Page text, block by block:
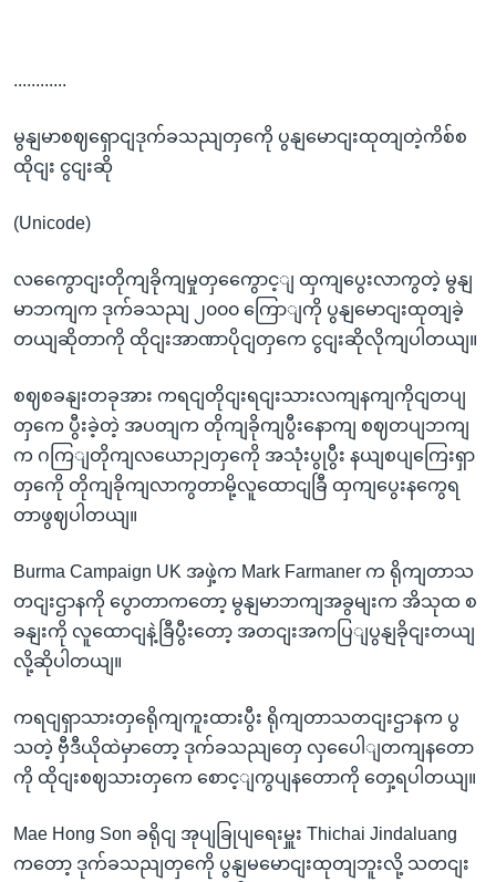
............
မွနျမာစဈရှောငျဒုက်ခသညျတှကေို ပွနျမောငျးထုတျတဲ့ကိစ်စ
ထိုငျး ငွငျးဆို
(Unicode)
လကွေောငျးတိုကျခိုကျမှုတှကွေောင့ျ ထှကျပွေးလာကွတဲ့ မွနျ
မာဘကျက ဒုက်ခသညျ ၂၀၀၀ ကြောျကို ပွနျမောငျးထုတျခဲ့
တယျဆိုတာကို ထိုငျးအာဏာပိုငျတှကေ ငွငျးဆိုလိုကျပါတယျ။
စဈစခနျးတခုအား ကရငျတိုငျးရငျးသားလကျနကျကိုငျတပျ
တှကေ ပွီးခဲ့တဲ့ အပတျက တိုကျခိုကျပွီးနောကျ စဈတပျဘကျ
က ဂကြျတိုကျလယောဉျတှကေို အသုံးပွုပွီး နယျစပျကြေးရှာ
တှကေို တိုကျခိုကျလာကွတာမို့လူထောငျခြီ ထှကျပွေးနကွေရ
တာဖွဈပါတယျ။
Burma Campaign UK အဖှဲ့က Mark Farmaner က ရိုကျတာသ
တငျးဌာနကို ပွောတာကတော့ မွနျမာဘကျအခွမျးက အိသုထ စ
ခနျးကို လူထောငျနဲ့ခြီပွီးတော့ အတငျးအကပြျပွနျခိုငျးတယျ
လို့ဆိုပါတယျ။
ကရငျရှာသားတှရေိုကျကူးထားပွီး ရိုကျတာသတငျးဌာနက ပွ
သတဲ့ ဗှီဒီယိုထဲမှာတော့ ဒုက်ခသညျတှေ လှပေေါျတကျနတော
ကို ထိုငျးစဈသားတှကေ စောင့ျကွပျနတောကို တှေ့ရပါတယျ။
Mae Hong Son ခရိုငျ အုပျခြုပျရေးမှူး Thichai Jindaluang
ကတော့ ဒုက်ခသညျတှကေို ပွနျမမောငျးထုတျဘူးလို့ သတငျး